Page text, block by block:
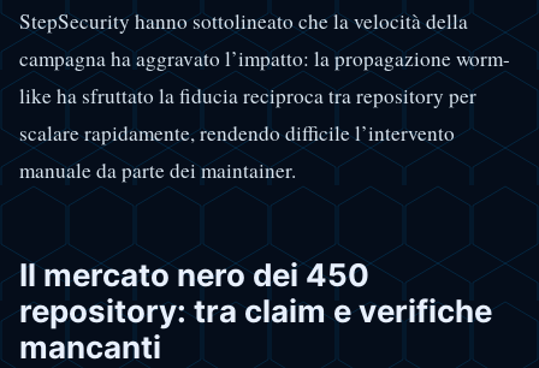
StepSecurity hanno sottolineato che la velocità della
campagna ha aggravato l’impatto: la propagazione worm-
like ha sfruttato la fiducia reciproca tra repository per
scalare rapidamente, rendendo difficile l’intervento
manuale da parte dei maintainer.
Il mercato nero dei 450
repository: tra claim e verifiche
mancanti